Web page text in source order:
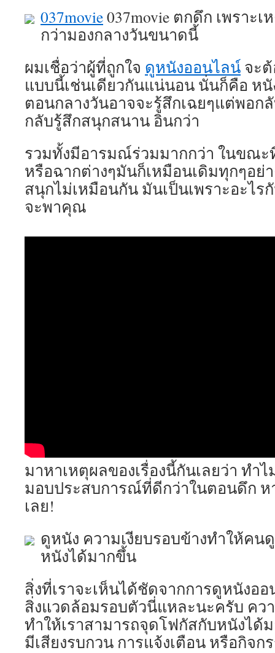
037movie037movie ตกดึก เพราะ
กว่ามองกลางวันขนาดนี้
ผมเชื่อว่าผู้ที่ถูกใจ ดูหนังออนไลน์ จะ
แบบนี้เช่นเดียวกันแน่นอน นั่นก็คือ หนั
ตอนกลางวันอาจจะรู้สึกเฉยๆแต่พอ
กลับรู้สึกสนุกสนาน อินกว่า
รวมทั้งมีอารมณ์ร่วมมากกว่า ในขณะ
หรือฉากต่างๆมันก็เหมือนเดิมทุกๆอย่
สนุกไม่เหมือนกัน มันเป็นเพราะอะไร
จะพาคุณ
มาหาเหตุผลของเรื่องนี้กันเลยว่า ทำ
มอบประสบการณ์ที่ดีกว่าในตอนดึก
เลย!
ดูหนัง ความเงียบรอบข้างทำให้ค
หนังได้มากขึ้น
สิ่งที่เราจะเห็นได้ชัดจากการดูหนังอ
สิ่งแวดล้อมรอบตัวนี่แหละนะครับ คว
ทำให้เราสามารถจุดโฟกัสกับหนังได้
มีเสียงรบกวน การแจ้งเตือน หรือกิจก